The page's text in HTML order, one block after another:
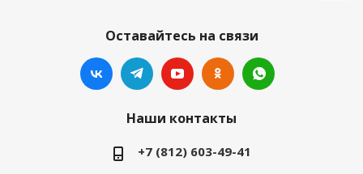
Оставайтесь на связи
Наши контакты
+7 (812) 603-49-41